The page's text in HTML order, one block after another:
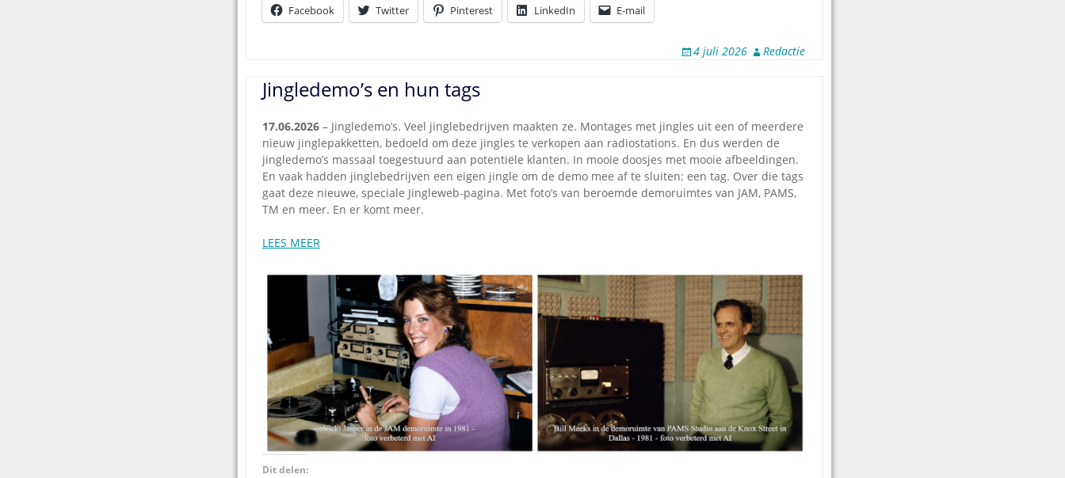
Facebook Twitter Pinterest LinkedIn E-mail
4 juli 2026 Redactie
Jingledemo’s en hun tags
17.06.2026 – Jingledemo’s. Veel jinglebedrijven maakten ze. Montages met jingles uit een of meerdere
nieuw jinglepakketten, bedoeld om deze jingles te verkopen aan radiostations. En dus werden de
jingledemo’s massaal toegestuurd aan potentiële klanten. In mooie doosjes met mooie afbeeldingen.
En vaak hadden jinglebedrijven een eigen jingle om de demo mee af te sluiten: een tag. Over die tags
gaat deze nieuwe, speciale Jingleweb-pagina. Met foto’s van beroemde demoruimtes van JAM, PAMS,
TM en meer. En er komt meer.
LEES MEER
Dit delen: